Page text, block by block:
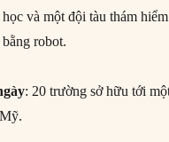
và một đội tàu thám
robot.
: 20 trường sở hữu tới